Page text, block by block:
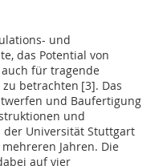
und
das Potential von
für tragende
betrachten [3]. Das
und Baufertigung
und
der Universität Stuttgart
Jahren. Die
auf vier